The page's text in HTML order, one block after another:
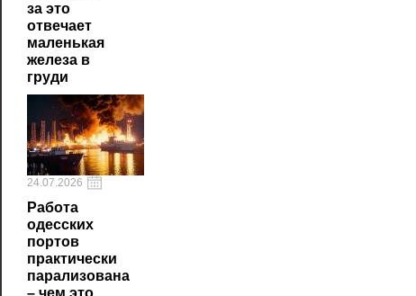
за это
отвечает
маленькая
железа в
груди
24.07.2026
Работа
одесских
портов
практически
парализована
– чем это